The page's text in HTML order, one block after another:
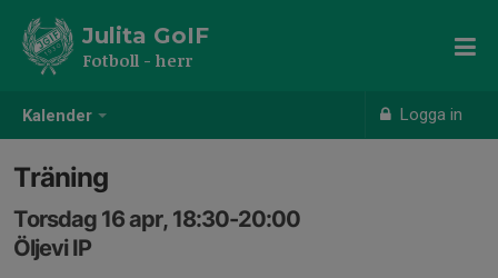
Kalender Logga in
Julita GoIF
Fotboll - herr
Träning
Torsdag 16 apr, 18:30-20:00
Öljevi IP